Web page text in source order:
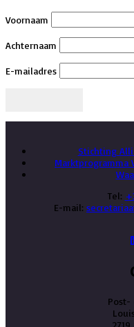
Voornaam
Achternaam
E-mailadres
Stichting
Marktprogramma
Tel:
E-mail:
Post-